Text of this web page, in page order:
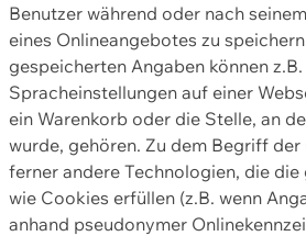
Benutzer während oder nach
eines Onlineangebotes zu
gespeicherten Angaben können
Spracheinstellungen auf einer
ein Warenkorb oder die Stelle, an
wurde, gehören. Zu dem Begriff
ferner andere Technologien, die
wie Cookies erfüllen (z.B. wenn
anhand pseudonymer